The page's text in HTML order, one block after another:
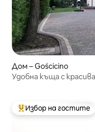
Дом – Gościcino
Удобна къща с
Най-популярен избор
Избор на гостите